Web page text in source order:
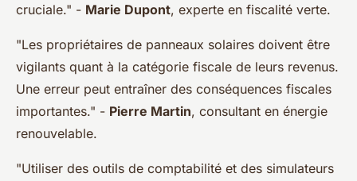
cruciale." - Marie Dupont, experte en fiscalité verte.
"Les propriétaires de panneaux solaires doivent être
vigilants quant à la catégorie fiscale de leurs revenus.
Une erreur peut entraîner des conséquences fiscales
importantes." - Pierre Martin, consultant en énergie
renouvelable.
"Utiliser des outils de comptabilité et des simulateurs